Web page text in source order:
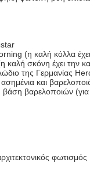
(η καλή κόλλα
σκόνη έχει την
της Γερμανίας
και
βαρελοποιών
φωτισμός